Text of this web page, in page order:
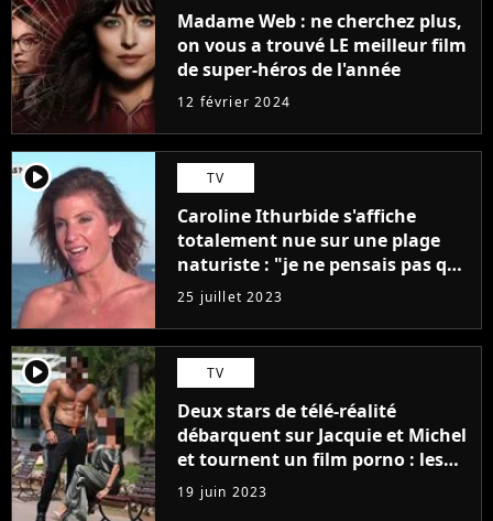
Madame Web : ne cherchez plus,
on vous a trouvé LE meilleur film
de super-héros de l'année
12 février 2024
player2 TV
Caroline Ithurbide s'affiche
totalement nue sur une plage
naturiste : "je ne pensais pas que
j'arriverais à le faire..."
25 juillet 2023
player2 TV
Deux stars de télé-réalité
débarquent sur Jacquie et Michel
et tournent un film porno : les
premières images du tournage
(exclu)
19 juin 2023